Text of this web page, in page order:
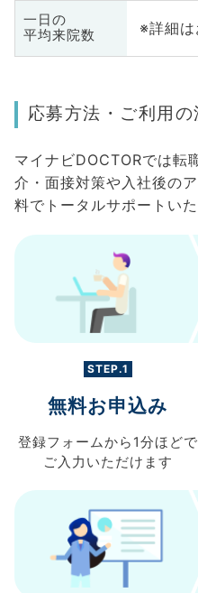
一日の
平均来院数
※詳細
応募方法・ご利用の
マイナビDOCTORでは転
介・面接対策や入社後の
料でトータルサポートいた
STEP.1
無料お申込み
登録フォームから 1分ほどで
ご入力 いただけます